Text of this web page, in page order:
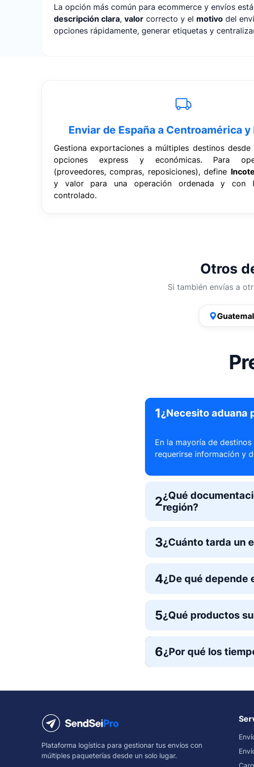
La opción más común para ecommerce y envíos
descripción clara, valor correcto y el motivo del
opciones rápidamente, generar etiquetas y
Enviar de España a Centroamérica y
Gestiona exportaciones a múltiples destinos desde
opciones express y económicas. Para
(proveedores, compras, reposiciones), define
y valor para una operación ordenada y con
controlado.
Otros
Si también envías a
1¿Necesito aduana
En la mayoría de
requerirse información y
2¿Qué
región?
3¿Cuánto tarda un
4¿De qué depende
5¿Qué productos
6¿Por qué los
Plataforma logística para gestionar tus envíos con
múltiples paqueterías desde un solo lugar.